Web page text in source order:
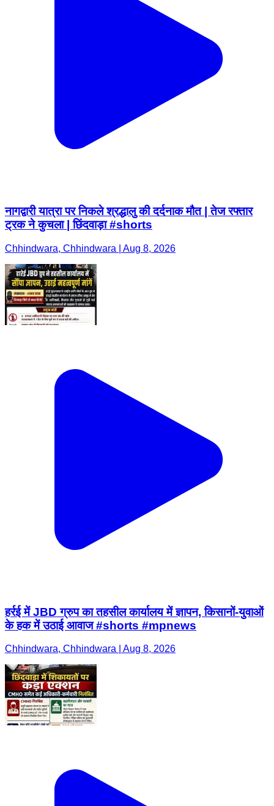
नागद्वारी यात्रा पर निकले श्रद्धालु की दर्दनाक मौत | तेज रफ्तार
ट्रक ने कुचला | छिंदवाड़ा #shorts
Chhindwara, Chhindwara | Aug 8, 2026
हर्रई में JBD ग्रुप का तहसील कार्यालय में ज्ञापन, किसानों-युवाओं
के हक में उठाई आवाज #shorts #mpnews
Chhindwara, Chhindwara | Aug 8, 2026